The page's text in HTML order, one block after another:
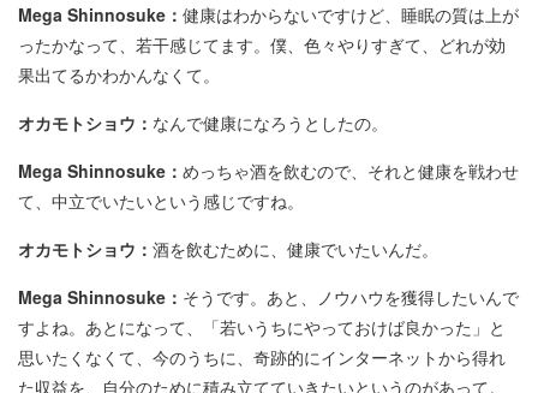
Mega Shinnosuke： 健康はわからないですけど、睡眠の質は上が
ったかなって、若干感じてます。僕、色々やりすぎて、どれが効
果出てるかわかんなくて。
オカモトショウ： なんで健康になろうとしたの。
Mega Shinnosuke： めっちゃ酒を飲むので、それと健康を戦わせ
て、中立でいたいという感じですね。
オカモトショウ： 酒を飲むために、健康でいたいんだ。
Mega Shinnosuke： そうです。あと、ノウハウを獲得したいんで
すよね。あとになって、「若いうちにやっておけば良かった」と
思いたくなくて、今のうちに、奇跡的にインターネットから得れ
た収益を、自分のために積み立てていきたいというのがあって。